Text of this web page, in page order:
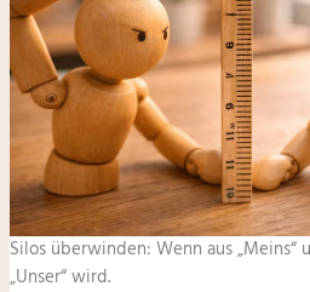
Silos überwinden: Wenn aus „Meins“
„Unser“ wird.